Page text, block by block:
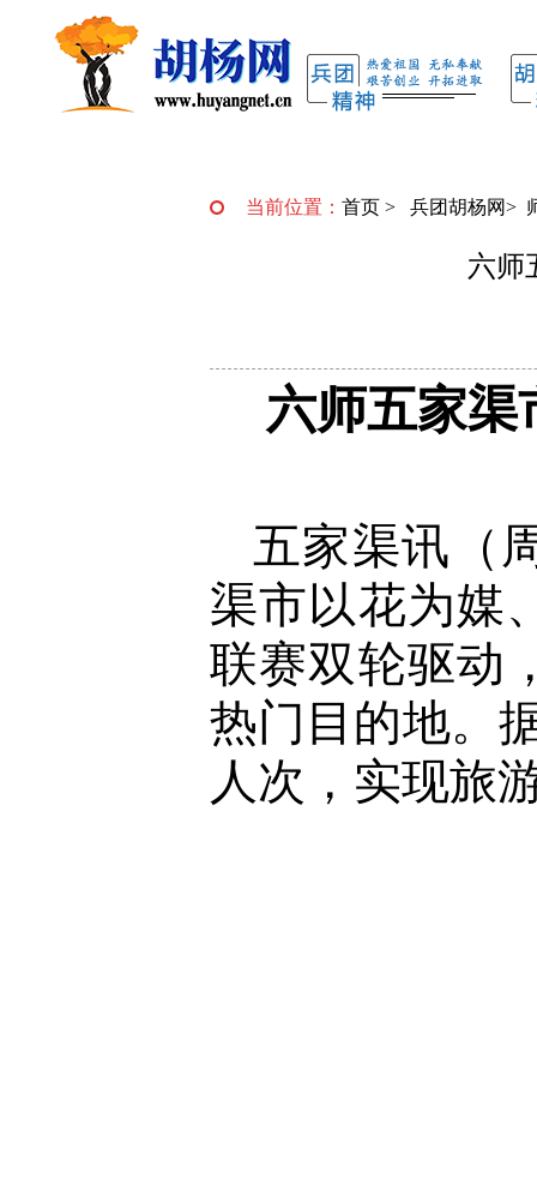
当前位置： 首页 > 兵团胡杨网>
六师
六师五家渠
五家渠讯（
渠市以花为媒
联赛双轮驱动
热门目的地。
人次，实现旅